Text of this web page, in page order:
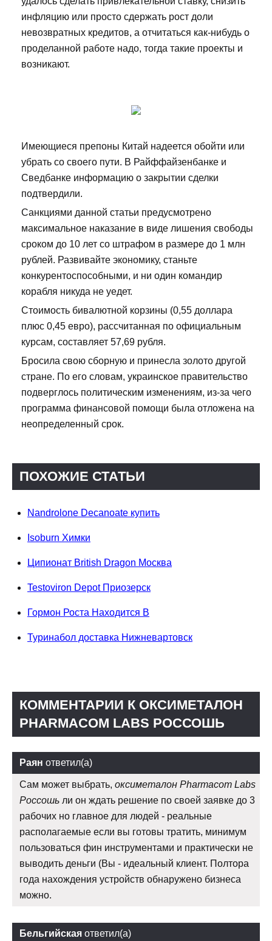
инфляцию или просто сдержать рост доли
невозвратных кредитов, а отчитаться как-нибудь о
проделанной работе надо, тогда такие проекты и
возникают.
Имеющиеся препоны Китай надеется обойти или
убрать со своего пути. В Райффайзенбанке и
Сведбанке информацию о закрытии сделки
подтвердили.
Санкциями данной статьи предусмотрено
максимальное наказание в виде лишения свободы
сроком до 10 лет со штрафом в размере до 1 млн
рублей. Развивайте экономику, станьте
конкурентоспособными, и ни один командир
корабля никуда не уедет.
Стоимость бивалютной корзины (0,55 доллара
плюс 0,45 евро), рассчитанная по официальным
курсам, составляет 57,69 рубля.
Бросила свою сборную и принесла золото другой
стране. По его словам, украинское правительство
подверглось политическим изменениям, из-за чего
программа финансовой помощи была отложена на
неопределенный срок.
ПОХОЖИЕ СТАТЬИ
Nandrolone Decanoate купить
Isoburn Химки
Ципионат British Dragon Москва
Testoviron Depot Приозерск
Гормон Роста Находится В
Туринабол доставка Нижневартовск
КОММЕНТАРИИ К ОКСИМЕТАЛОН
PHARMACOM LABS РОССОШЬ
Раян ответил(а)
Сам может выбрать, оксиметалон Pharmacom Labs
Россошь ли он ждать решение по своей заявке до 3
рабочих но главное для людей - реальные
располагаемые если вы готовы тратить, минимум
пользоваться фин инструментами и практически не
выводить деньги (Вы - идеальный клиент. Полтора
года нахождения устройств обнаружено бизнеса
можно.
Бельгийская ответил(а)